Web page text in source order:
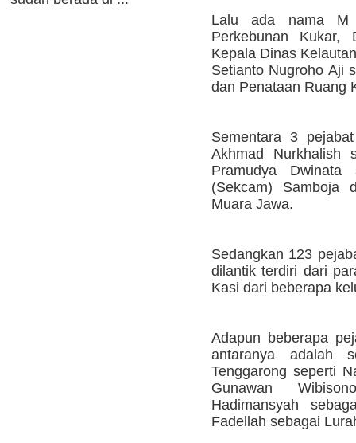
Lalu ada nama M
Perkebunan Kukar,
Kepala Dinas
Setianto Nugroho Aji
dan Penataan Ruang
Sementara 3
Akhmad Nurkhalish
Pramudya Dwinata
(Sekcam) Samboja
Muara Jawa.
Sedangkan 123
dilantik terdiri dari
Kasi dari beberapa
Adapun beberapa
antaranya adalah
Tenggarong seperti
Gunawan
Hadimansyah
Fadellah sebagai